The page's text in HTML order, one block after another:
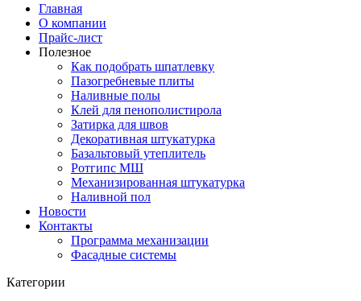
Главная
О компании
Прайс-лист
Полезное
Как подобрать шпатлевку
Пазогребневые плиты
Наливные полы
Клей для пенополистирола
Затирка для швов
Декоративная штукатурка
Базальтовый утеплитель
Ротгипс МШ
Механизированная штукатурка
Наливной пол
Новости
Контакты
Программа механизации
Фасадные системы
Категории